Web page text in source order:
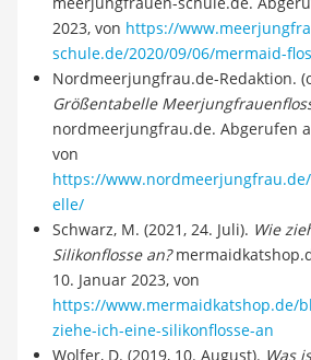
2023, von https://
schule.de/2020/09/06/mermaid-
Nordmeerjungfrau.de-Redaktion.
Größentabelle
nordmeerjungfrau.de. Abgerufen
von
https://
elle/
Schwarz, M. (2021, 24. Juli). Wie
Silikonflosse an?
10. Januar 2023, von
https://www.mermaidkatshop.de/
ziehe-ich-eine-silikonflosse-an
Wolfer, D. (2019, 10. August). Was